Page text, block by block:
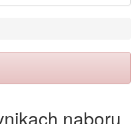
naboru